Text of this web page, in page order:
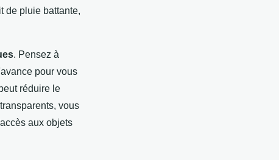
de pluie battante,
. Pensez à
pour vous
réduire le
vous
aux objets